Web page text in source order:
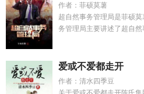
作者：菲硕莫薯
超自然事务管理局是菲硕
务管理局主要讲述了超自
爱或不爱都走开
作者：清水四季豆